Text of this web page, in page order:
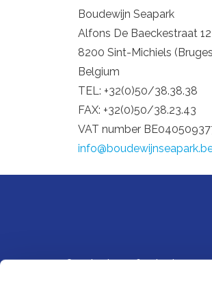
Boudewijn Seapark
Alfons De Baeckestraat 12
8200 Sint-Michiels
Belgium
TEL: +32(0)50/38.38.38
FAX: +32(0)50/38.23.43
VAT number
Opening hours & animal